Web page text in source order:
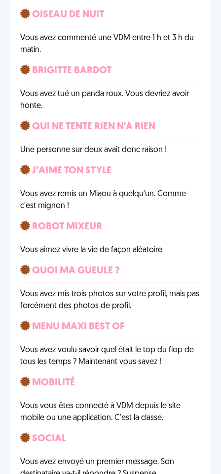
OISEAU DE NUIT
Vous avez commenté une VDM entre 1 h et 3 h du
matin.
BRIGITTE BARDOT
Vous avez tué un panda roux. Vous devriez avoir
honte.
QUI NE TENTE RIEN N'A RIEN
Une personne sur deux avait donc raison !
J’AIME TON STYLE
Vous avez remis un Miaou à quelqu'un. Comme
c'est mignon !
ROBOT MIXEUR
Vous aimez vivre la vie de façon aléatoire
QUOI MA GUEULE ?
Vous avez mis trois photos sur votre profil, mais pas
forcément des photos de profil.
MENU MAXI BEST OF
Vous avez voulu savoir quel était le top du flop de
tous les temps ? Maintenant vous savez !
MOBILITÉ
Vous vous êtes connecté à VDM depuis le site
mobile ou une application. C'est la classe.
SOCIAL
Vous avez envoyé un premier message. Son